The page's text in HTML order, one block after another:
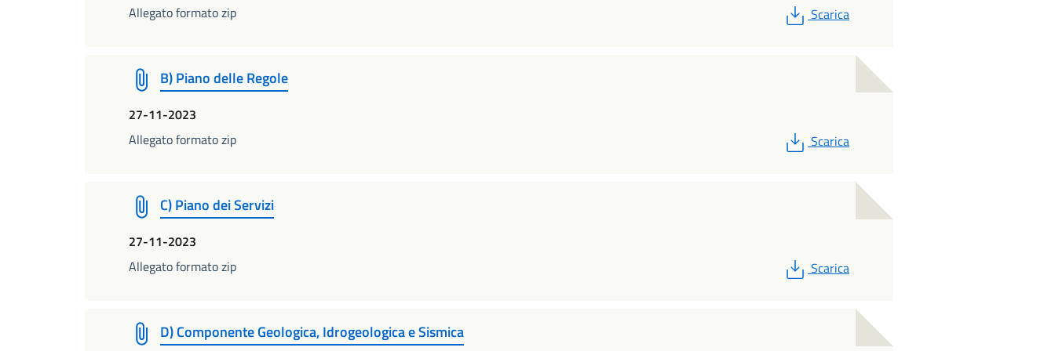
Allegato formato zip
PDF
Scarica
B) Piano delle Regole
27-11-2023
Allegato formato zip
PDF
Scarica
C) Piano dei Servizi
27-11-2023
Allegato formato zip
PDF
Scarica
D) Componente Geologica, Idrogeologica e Sismica